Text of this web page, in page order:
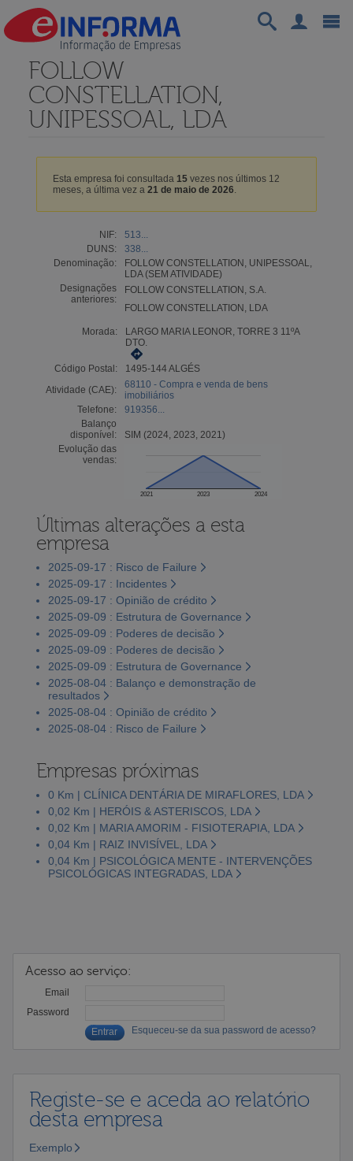
FOLLOW
CONSTELLATION,
UNIPESSOAL, LDA
Esta empresa foi consultada 15vezes nos últimos 12
meses, a última vez a 21 de maio de 2026.
NIF:
513...
DUNS:
338...
Denominação:
FOLLOW CONSTELLATION, UNIPESSOAL,
LDA (SEM ATIVIDADE)
Designações
anteriores:
FOLLOW CONSTELLATION, S.A.
FOLLOW CONSTELLATION, LDA
Morada:
LARGO MARIA LEONOR, TORRE 3 11ºA
DTO.
Código Postal:
1495-144 ALGÉS
Atividade (CAE):
68110 - Compra e venda de bens
imobiliários
Telefone:
919356...
Balanço
disponível:
SIM (2024, 2023, 2021)
Evolução das
vendas:
2021 2023 2024
Últimas alterações a esta
empresa
2025-09-17 : Risco de Failure
2025-09-17 : Incidentes
2025-09-17 : Opinião de crédito
2025-09-09 : Estrutura de Governance
2025-09-09 : Poderes de decisão
2025-09-09 : Poderes de decisão
2025-09-09 : Estrutura de Governance
2025-08-04 : Balanço e demonstração de
resultados
2025-08-04 : Opinião de crédito
2025-08-04 : Risco de Failure
Empresas próximas
0 Km | CLÍNICA DENTÁRIA DE MIRAFLORES, LDA
0,02 Km | HERÓIS & ASTERISCOS, LDA
0,02 Km | MARIA AMORIM - FISIOTERAPIA, LDA
0,04 Km | RAIZ INVISÍVEL, LDA
0,04 Km | PSICOLÓGICA MENTE - INTERVENÇÕES
PSICOLÓGICAS INTEGRADAS, LDA
Acesso ao serviço:
Email
Password
Esqueceu-se da sua password de acesso?
Registe-se e aceda ao relatório
desta empresa
Exemplo